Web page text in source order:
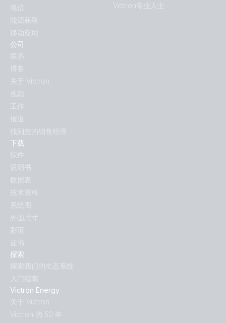
探索
探索我们的生态系统
入门指南
Victron Energy
关于 Victron
Victron 的 50 年
下载
软件
说明书
数据表
技术资料
系统图
外围尺寸
彩页
证书
电信
能源获取
移动应用
公司
联系
博客
关于 Victron
视频
工作
报道
找到您的销售经理
Victron专业人士